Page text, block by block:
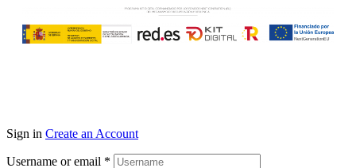
Sign in Create an Account
Username or email *